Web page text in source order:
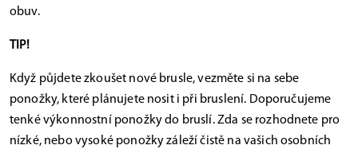
obuv.
TIP!
Když půjdete zkoušet nové brusle, vezměte si na sebe
ponožky, které plánujete nosit i při bruslení. Doporučujeme
tenké výkonnostní ponožky do bruslí. Zda se rozhodnete pro
nízké, nebo vysoké ponožky záleží čistě na vašich osobních